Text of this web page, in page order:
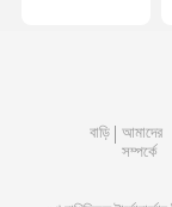
বাড়ি
আমাদের
সম্পর্কে